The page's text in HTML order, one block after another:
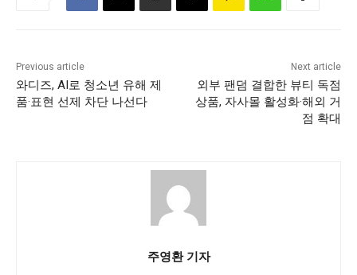
Previous article
와디즈, AI로 청소년 유해 제
품·표현 선제 차단 나선다
Next article
외부 팬덤 결합한 뷰티 독점
상품, 자사몰 활성화·해외 거
점 확대
주영환 기자